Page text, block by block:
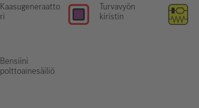
Kaasugeneraatto
ri
Turvavyön
kiristin
Bensiini
polttoainesäiliö